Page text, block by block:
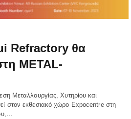
Refractory θα
METAL-
Μεταλλουργίας, Χυτηρίου και
στον εκθεσιακό χώρο Expocentre στη